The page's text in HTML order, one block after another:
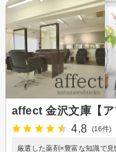
affect 金沢文庫【ア
4.8
(16件)
厳選した薬剤×豊富な知識で